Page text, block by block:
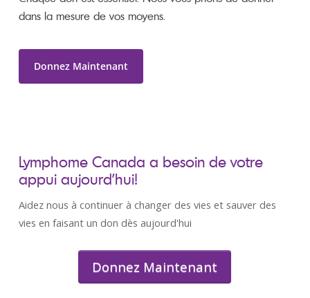
dans la mesure de vos moyens.
Donnez Maintenant
Lymphome Canada a besoin de votre
appui aujourd’hui!
Aidez nous à continuer à changer des vies et sauver des
vies en faisant un don dès aujourd'hui
Donnez Maintenant